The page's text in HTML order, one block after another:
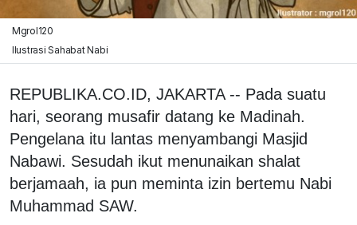
Mgrol120
Ilustrasi Sahabat Nabi
REPUBLIKA.CO.ID, JAKARTA -- Pada suatu
hari, seorang musafir datang ke Madinah.
Pengelana itu lantas menyambangi Masjid
Nabawi. Sesudah ikut menunaikan shalat
berjamaah, ia pun meminta izin bertemu Nabi
Muhammad SAW.